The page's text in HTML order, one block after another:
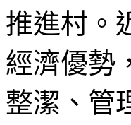
推進村。
經濟優勢
整潔、管